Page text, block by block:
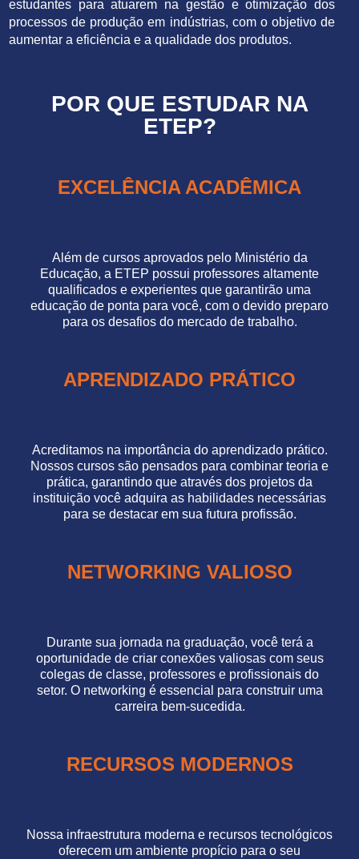
estudantes para atuarem na gestão e otimização dos
processos de produção em indústrias, com o objetivo de
aumentar a eficiência e a qualidade dos produtos.
POR QUE ESTUDAR NA
ETEP?
EXCELÊNCIA ACADÊMICA
Além de cursos aprovados pelo Ministério da
Educação, a ETEP possui professores altamente
qualificados e experientes que garantirão uma
educação de ponta para você, com o devido preparo
para os desafios do mercado de trabalho.
APRENDIZADO PRÁTICO
Acreditamos na importância do aprendizado prático.
Nossos cursos são pensados para combinar teoria e
prática, garantindo que através dos projetos da
instituição você adquira as habilidades necessárias
para se destacar em sua futura profissão.
NETWORKING VALIOSO
Durante sua jornada na graduação, você terá a
oportunidade de criar conexões valiosas com seus
colegas de classe, professores e profissionais do
setor. O networking é essencial para construir uma
carreira bem-sucedida.
RECURSOS MODERNOS
Nossa infraestrutura moderna e recursos tecnológicos
oferecem um ambiente propício para o seu